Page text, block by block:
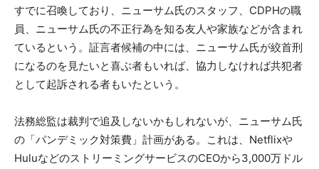
すでに召喚しており、ニューサム氏のスタッフ、CDPHの職
員、ニューサム氏の不正行為を知る友人や家族などが含まれ
ているという。証言者候補の中には、ニューサム氏が絞首刑
になるのを見たいと喜ぶ者もいれば、協力しなければ共犯者
として起訴される者もいたという。
法務総監は裁判で追及しないかもしれないが、ニューサム氏
の「パンデミック対策費」計画がある。これは、Netflixや
HuluなどのストリーミングサービスのCEOから3,000万ドル